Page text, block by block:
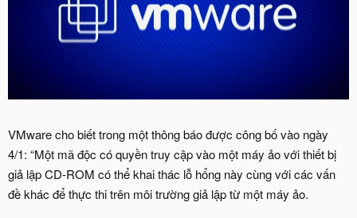
VMware cho biết trong một thông báo được công bố vào ngày
4/1: “Một mã độc có quyền truy cập vào một máy ảo với thiết bị
giả lập CD-ROM có thể khai thác lỗ hổng này cùng với các vấn
đề khác để thực thi trên môi trường giả lập từ một máy ảo.